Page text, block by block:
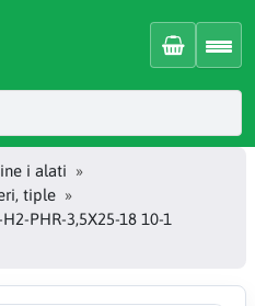
i alati
tiple
PHR-3,5X25-18 10-1